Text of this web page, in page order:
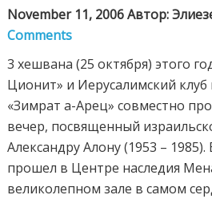
November 11, 2006 Автор:
Comments
3 хешвана (25 октября) этого
Ционит» и Иерусалимский клуб
«Зимрат а-Арец» совместно
вечер, посвященный
Александру Алону (1953 –
прошел в Центре наследия
великолепном зале в самом